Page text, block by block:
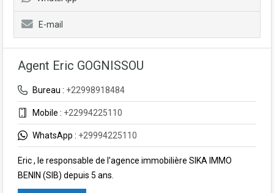
E-mail
Agent Eric GOGNISSOU
Bureau : +22998918484
Mobile : +22994225110
WhatsApp : +29994225110
Eric , le responsable de l'agence immobilière SIKA IMMO
BENIN (SIB) depuis 5 ans.